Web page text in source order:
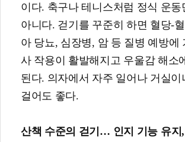
이다. 축구나 테니스처럼 정식 운동
아니다. 걷기를 꾸준히 하면 혈당-
아 당뇨, 심장병, 암 등 질병 예방에
사 작용이 활발해지고 우울감 해소
된다. 의자에서 자주 일어나 거실이
걸어도 좋다.
산책 수준의 걷기 … 인지 기능 유지,